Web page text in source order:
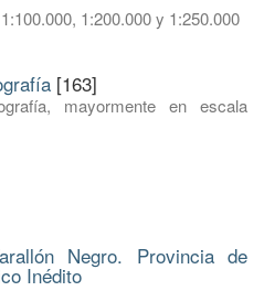
1:200.000 y 1:250.000
[163]
mayormente en escala
Negro. Provincia de
Inédito